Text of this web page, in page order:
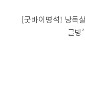
[굿바이명석! 낭독
글방